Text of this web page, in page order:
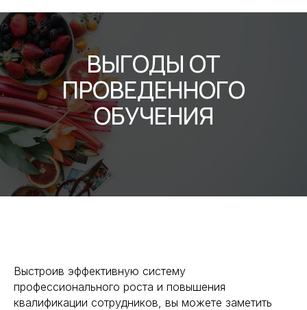
ВЫГОДЫ ОТ
ПРОВЕДЕННОГО
ОБУЧЕНИЯ
Выстроив эффективную систему
профессионального роста и повышения
квалификации сотрудников, вы можете заметить